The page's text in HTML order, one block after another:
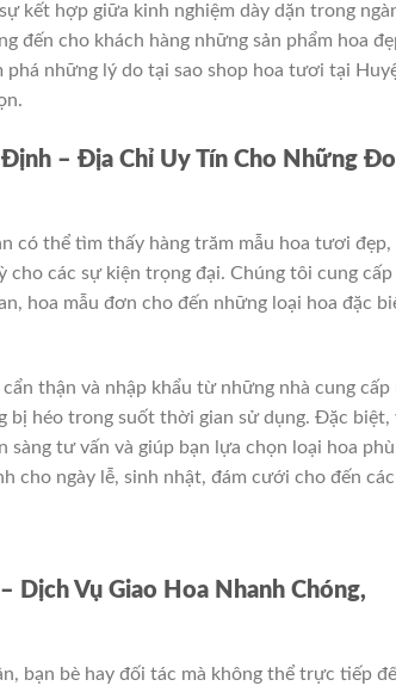
kết hợp giữa kinh nghiệm dày dặn trong
đến cho khách hàng những sản phẩm hoa
những lý do tại sao shop hoa tươi tại
– Địa Chỉ Uy Tín Cho Những
có thể tìm thấy hàng trăm mẫu hoa tươi
cho các sự kiện trọng đại. Chúng tôi cung cấp
hoa mẫu đơn cho đến những loại hoa đặc
thận và nhập khẩu từ những nhà cung cấp
bị héo trong suốt thời gian sử dụng. Đặc biệt,
tư vấn và giúp bạn lựa chọn loại hoa phù
cho ngày lễ, sinh nhật, đám cưới cho đến
Vụ Giao Hoa Nhanh Chóng,
bạn bè hay đối tác mà không thể trực tiếp